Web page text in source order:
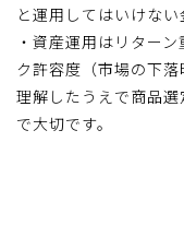
と運用してはいけな
・資産運用はリター
ク許容度（市場の下
理解したうえで商品
で大切です。